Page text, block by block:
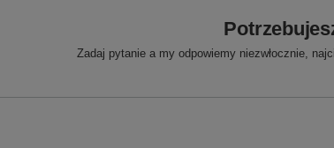
Zadaj pytanie a my odpowiemy niezwłocznie,